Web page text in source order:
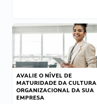
AVALIE O NÍVEL DE
MATURIDADE DA CULTURA
ORGANIZACIONAL DA SUA
EMPRESA